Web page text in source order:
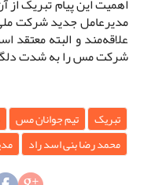
مدیرعامل جدید شرکت
علاقه‌مند و البته
شرکت مس را به شدت
تبریک تیم جوانان مس
محمد رضا بنی اسد راد